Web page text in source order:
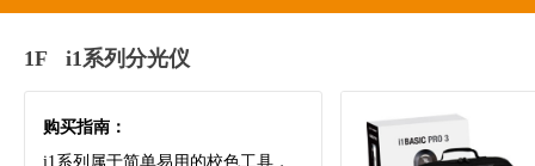
1F i1系列分光仪
购买指南：
i1系列属于简单易用的校色工具，